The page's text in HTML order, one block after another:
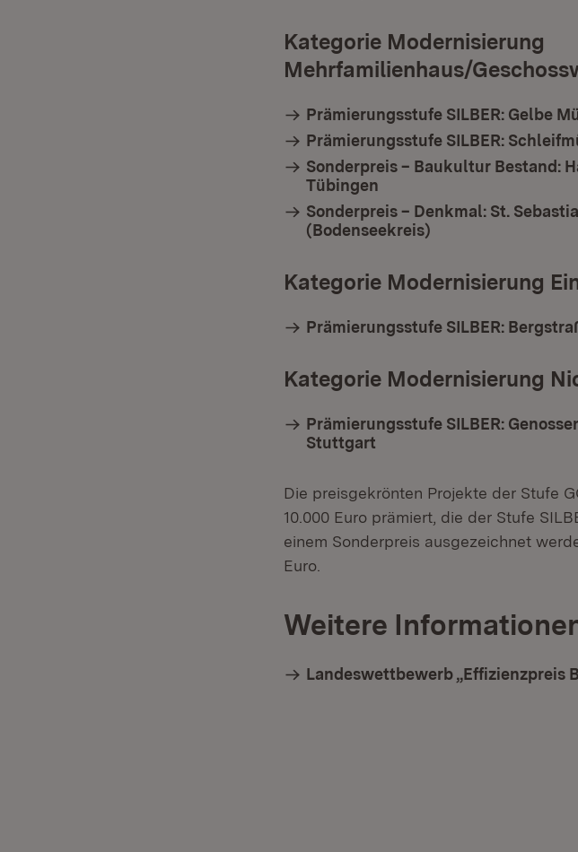
Kategorie Modernisierung
Mehrfamilienhaus/
Prämierungsstufe SILBER: Gelbe
Prämierungsstufe SILBER:
Sonderpreis – Baukultur Bestand:
Tübingen
Sonderpreis – Denkmal: St.
(Bodenseekreis)
Kategorie Modernisierung
Prämierungsstufe SILBER:
Kategorie Modernisierung
Prämierungsstufe SILBER:
Stuttgart
Die preisgekrönten Projekte der Stufe
10.000 Euro prämiert, die der Stufe
einem Sonderpreis ausgezeichnet
Euro.
Weitere
Landeswettbewerb „Effizienzpreis